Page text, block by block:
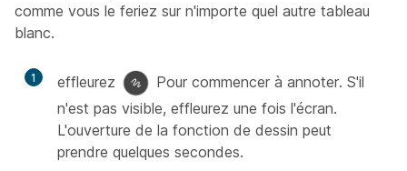
comme vous le feriez sur n'importe quel autre tableau
blanc.
1 effleurez
Pour commencer à annoter. S'il
n'est pas visible, effleurez une fois l'écran.
L'ouverture de la fonction de dessin peut
prendre quelques secondes.